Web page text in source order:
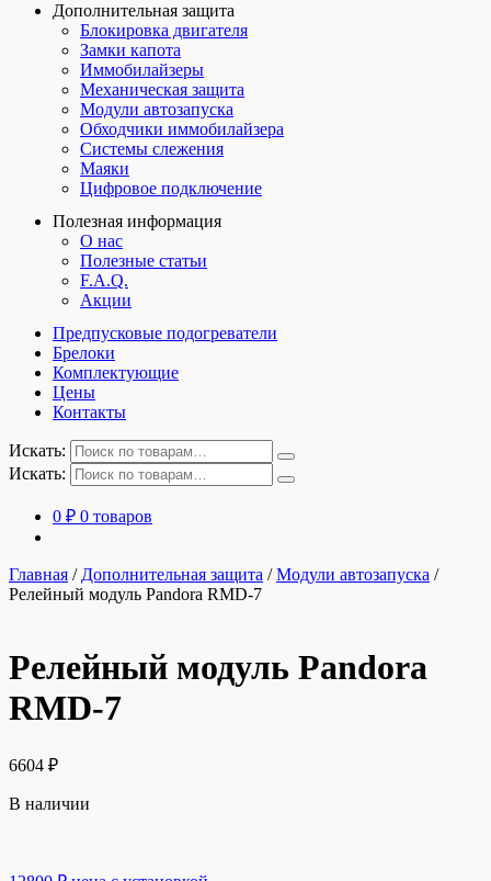
Дополнительная защита
Блокировка двигателя
Замки капота
Иммобилайзеры
Механическая защита
Модули автозапуска
Обходчики иммобилайзера
Системы слежения
Маяки
Цифровое подключение
Полезная информация
О нас
Полезные статьи
F.A.Q.
Акции
Предпусковые подогреватели
Брелоки
Комплектующие
Цены
Контакты
Искать:
Искать:
0 ₽ 0 товаров
Главная / Дополнительная защита /Модули автозапуска /
Релейный модуль Pandora RMD-7
Релейный модуль Pandora
RMD-7
6604 ₽
В наличии